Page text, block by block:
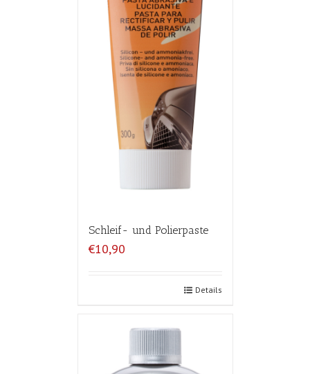
Schleif- und Polierpaste
€10,90
Details